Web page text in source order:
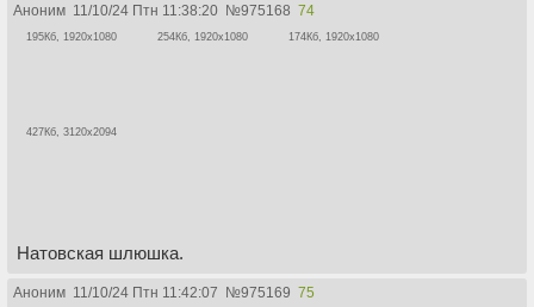
Аноним 11/10/24 Птн 11:38:20 №975168 74
195Кб, 1920x1080 254Кб, 1920x1080 174Кб, 1920x1080
427Кб, 3120x2094
Натовская шлюшка.
Аноним 11/10/24 Птн 11:42:07 №975169 75